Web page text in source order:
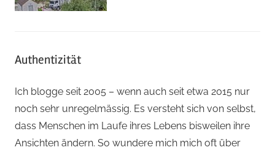
Authentizität
Ich blogge seit 2005 – wenn auch seit etwa 2015 nur
noch sehr unregelmässig. Es versteht sich von selbst,
dass Menschen im Laufe ihres Lebens bisweilen ihre
Ansichten ändern. So wundere mich mich oft über